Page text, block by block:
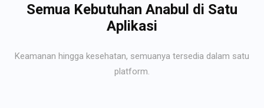
Semua Kebutuhan Anabul di Satu
Aplikasi
Keamanan hingga kesehatan, semuanya tersedia dalam satu
platform.